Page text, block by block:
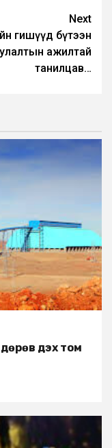
Next
гишүүд бүтээн
ажилтай
танилцав…
дөрөв дэх том